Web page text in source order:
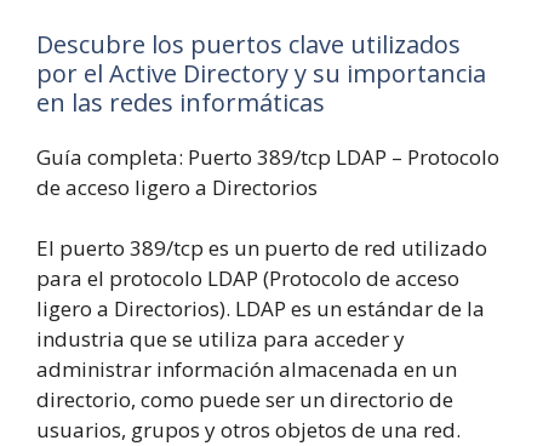
Descubre los puertos clave utilizados
por el Active Directory y su importancia
en las redes informáticas
Guía completa: Puerto 389/tcp LDAP – Protocolo
de acceso ligero a Directorios
El puerto 389/tcp es un puerto de red utilizado
para el protocolo LDAP (Protocolo de acceso
ligero a Directorios). LDAP es un estándar de la
industria que se utiliza para acceder y
administrar información almacenada en un
directorio, como puede ser un directorio de
usuarios, grupos y otros objetos de una red.